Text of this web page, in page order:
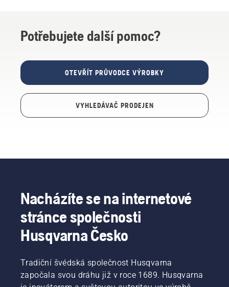
Potřebujete další pomoc?
OTEVŘÍT PRŮVODCE VÝROBKY
VYHLEDÁVAČ PRODEJEN
Nacházíte se na internetové
stránce společnosti
Husqvarna Česko
Tradiční švédská společnost Husqvarna
započala svou dráhu již v roce 1689. Husqvarna